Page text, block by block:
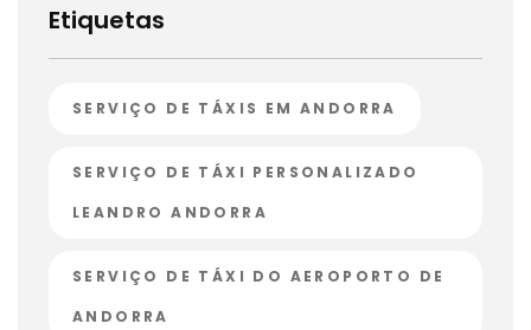
Etiquetas
SERVIÇO DE TÁXIS EM ANDORRA
SERVIÇO DE TÁXI PERSONALIZADO
LEANDRO ANDORRA
SERVIÇO DE TÁXI DO AEROPORTO DE
ANDORRA